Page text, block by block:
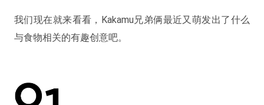
我们现在就来看看，Kakamu兄弟俩最近又萌发出了什么
与食物相关的有趣创意吧。